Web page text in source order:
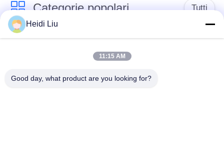
Categorie popolari Tutti
cinghia della rete
della maglia
Heidi Liu
11:15 AM
Good day, what product are you looking for?